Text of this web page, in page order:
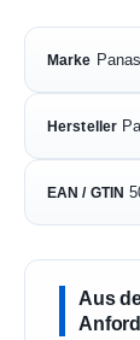
Marke
Hersteller
EAN / GTIN
Aus